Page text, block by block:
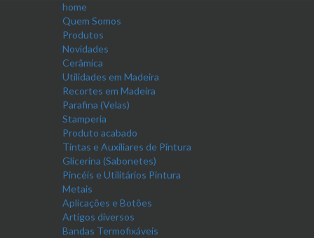
home
Quem Somos
Produtos
Novidades
Cerâmica
Utilidades em Madeira
Recortes em Madeira
Parafina (Velas)
Stamperia
Produto acabado
Tintas e Auxiliares de Pintura
Glicerina (Sabonetes)
Pincéis e Utilitários Pintura
Metais
Aplicações e Botões
Artigos diversos
Bandas Termofixáveis